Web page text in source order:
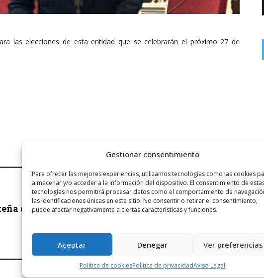
Gestionar consentimiento
Para ofrecer las mejores experiencias, utilizamos tecnologías como las cookies
almacenar y/o acceder a la información del dispositivo. El consentimiento de
tecnologías nos permitirá procesar datos como el comportamiento de
las identificaciones únicas en este sitio. No consentir o retirar el consentimiento,
puede afectar negativamente a ciertas características y funciones.
Aceptar Denegar Ver preferencias
Política de cookiesPolítica de privacidadAviso Legal
las elecciones de esta entidad que se celebrarán el próximo 27 de
de Caza
Siguiente noticia
Capellán destaca la evolución e